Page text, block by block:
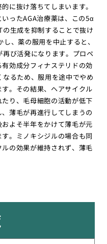
に抜け落ちてしまいます。
ったAGA治療薬は、この5α
生成を抑制することで抜け
、薬の服用を中止すると、
び活発になります。プロペ
効成分フィナステリドの効
るため、服用を途中でやめ
。その結果、ヘアサイクル
り、毛母細胞の活動が低下
薄毛が再進行してしまうの
よそ半年をかけて薄毛が元
。ミノキシジルの場合も同
の効果が維持されず、薄毛